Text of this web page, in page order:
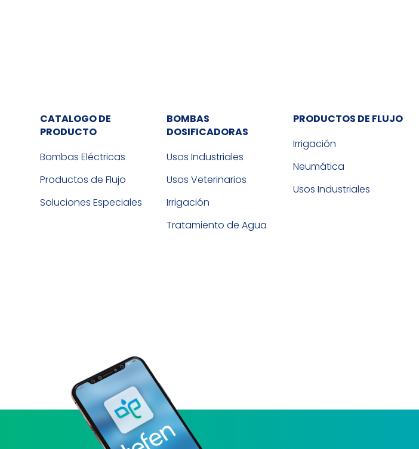
CATALOGO DE
PRODUCTO
Bombas Eléctricas
Productos de Flujo
Soluciones Especiales
BOMBAS
DOSIFICADORAS
Usos Industriales
Usos Veterinarios
Irrigación
Tratamiento de Agua
PRODUCTOS DE FLUJO
Irrigación
Neumática
Usos Industriales